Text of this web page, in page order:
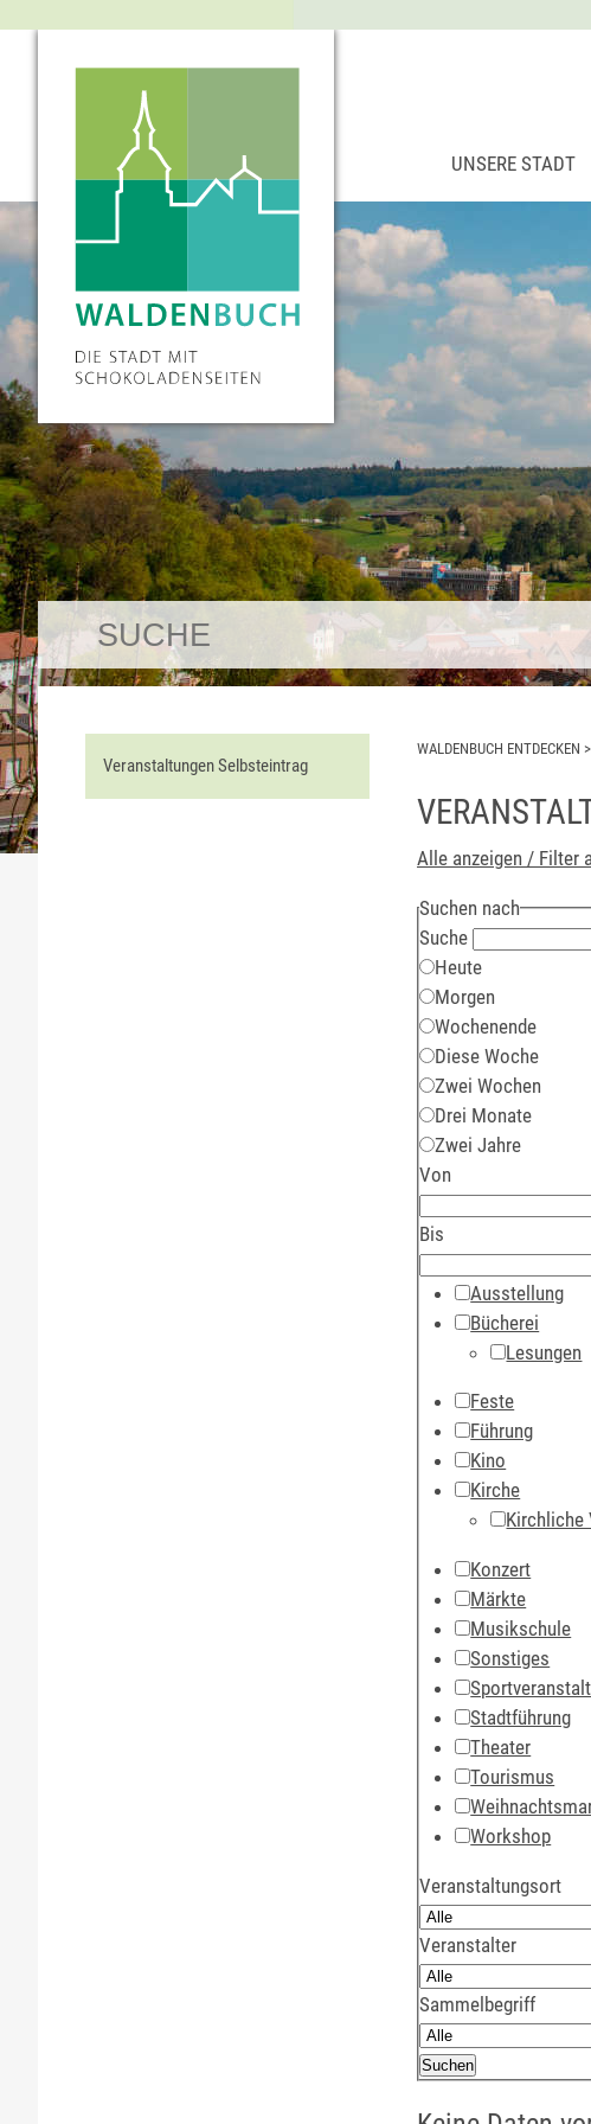
UNSERE STADT
Veranstaltungen Selbsteintrag
WALDENBUCH ENTDECKEN >
Alle anzeigen / Filter
Suchen nach
Suche
Heute
Morgen
Wochenende
Diese Woche
Zwei Wochen
Drei Monate
Zwei Jahre
Von
Bis
Ausstellung
Bücherei
Lesungen
Feste
Führung
Kino
Kirche
Kirchliche
Konzert
Märkte
Musikschule
Sonstiges
Stadtführung
Theater
Tourismus
Workshop
Veranstaltungsort
Veranstalter
Sammelbegriff